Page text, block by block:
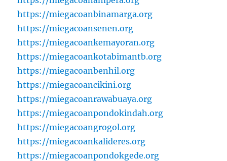
https://miegacoanbinamarga.org
https://miegacoansenen.org
https://miegacoankemayoran.org
https://miegacoankotabimantb.org
https://miegacoanbenhil.org
https://miegacoancikini.org
https://miegacoanrawabuaya.org
https://miegacoanpondokindah.org
https://miegacoangrogol.org
https://miegacoankalideres.org
https://miegacoanpondokgede.org